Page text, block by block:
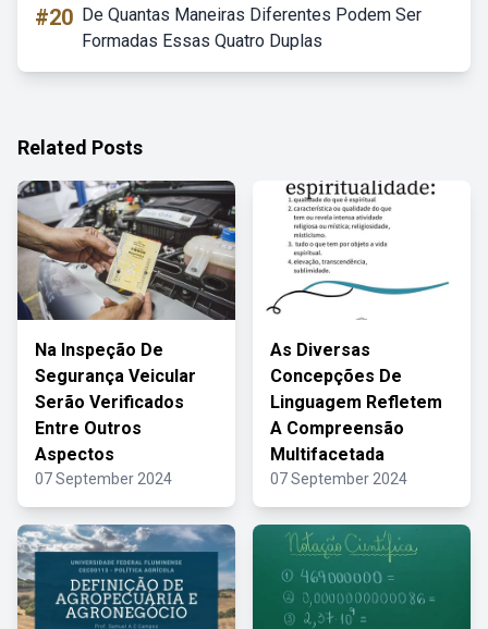
#20 De Quantas Maneiras Diferentes Podem Ser
Formadas Essas Quatro Duplas
Related Posts
Na Inspeção De
Segurança Veicular
Serão Verificados
Entre Outros
Aspectos
07 September 2024
As Diversas
Concepções De
Linguagem Refletem
A Compreensão
Multifacetada
07 September 2024